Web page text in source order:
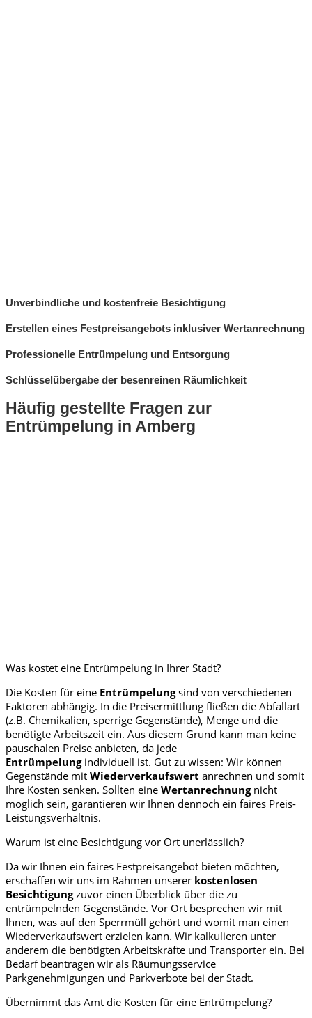
Unverbindliche und kostenfreie Besichtigung
Erstellen eines Festpreisangebots inklusiver Wertanrechnung
Professionelle Entrümpelung und Entsorgung
Schlüsselübergabe der besenreinen Räumlichkeit
Häufig gestellte Fragen zur
Entrümpelung in Amberg
Was kostet eine Entrümpelung in Ihrer Stadt?
Die Kosten für eine Entrümpelungsind von verschiedenen
Faktoren abhängig. In die Preisermittlung fließen die Abfallart
(z.B. Chemikalien, sperrige Gegenstände), Menge und die
benötigte Arbeitszeit ein. Aus diesem Grund kann man keine
pauschalen Preise anbieten, da jede
Entrümpelungindividuell ist. Gut zu wissen: Wir können
Gegenstände mit Wiederverkaufswert anrechnen und somit
Ihre Kosten senken. Sollten eine Wertanrechnungnicht
möglich sein, garantieren wir Ihnen dennoch ein faires Preis-
Leistungsverhältnis.
Warum ist eine Besichtigung vor Ort unerlässlich?
Da wir Ihnen ein faires Festpreisangebot bieten möchten,
erschaffen wir uns im Rahmen unserer kostenlosen
Besichtigungzuvor einen Überblick über die zu
entrümpelnden Gegenstände. Vor Ort besprechen wir mit
Ihnen, was auf den Sperrmüll gehört und womit man einen
Wiederverkaufswert erzielen kann. Wir kalkulieren unter
anderem die benötigten Arbeitskräfte und Transporter ein. Bei
Bedarf beantragen wir als Räumungsservice
Parkgenehmigungen und Parkverbote bei der Stadt.
Übernimmt das Amt die Kosten für eine Entrümpelung?